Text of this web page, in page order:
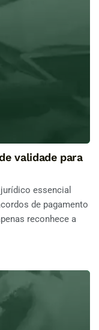
validade para
essencial
de pagamento
reconhece a